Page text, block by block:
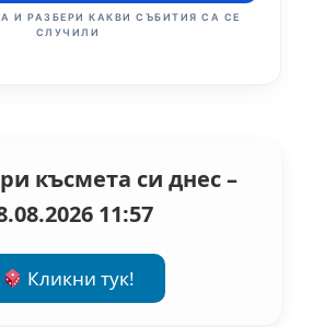
И РАЗБЕРИ КАКВИ СЪБИТИЯ СА СЕ
СЛУЧИЛИ
късмета си днес –
11:57
Кликни тук!